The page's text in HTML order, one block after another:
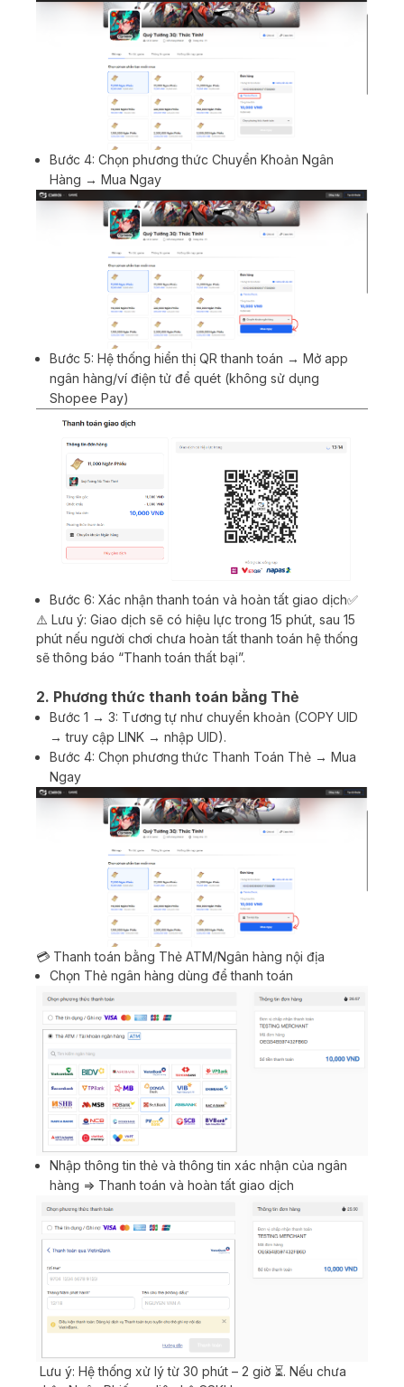
Bước 4: Chọn phương thức Chuyển Khoản Ngân
Hàng → Mua Ngay
Bước 5: Hệ thống hiển thị QR thanh toán → Mở app
ngân hàng/ví điện tử để quét (không sử dụng
Shopee Pay)
Bước 6: Xác nhận thanh toán và hoàn tất giao dịch✅
⚠️ Lưu ý: Giao dịch sẽ có hiệu lực trong 15 phút, sau 15
phút nếu người chơi chưa hoàn tất thanh toán hệ thống
sẽ thông báo “Thanh toán thất bại”.
2. Phương thức thanh toán bằng Thẻ
Bước 1 → 3: Tương tự như chuyển khoản (COPY UID
→ truy cập LINK → nhập UID).
Bước 4: Chọn phương thức Thanh Toán Thẻ → Mua
Ngay
💳 Thanh toán bằng Thẻ ATM/Ngân hàng nội địa
Chọn Thẻ ngân hàng dùng để thanh toán
Nhập thông tin thẻ và thông tin xác nhận của ngân
hàng => Thanh toán và hoàn tất giao dịch
Lưu ý: Hệ thống xử lý từ 30 phút – 2 giờ ⏳. Nếu chưa